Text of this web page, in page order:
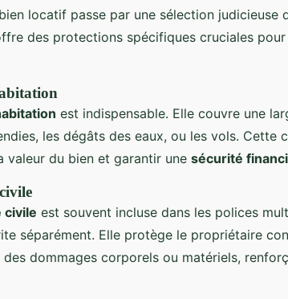
locatif passe par une sélection judicieuse
des protections spécifiques cruciales
est indispensable. Elle couvre une
les dégâts des eaux, ou les vols. Cette
valeur du bien et garantir une sécurité
civile est souvent incluse dans les polices
séparément. Elle protège le propriétaire
dommages corporels ou matériels,